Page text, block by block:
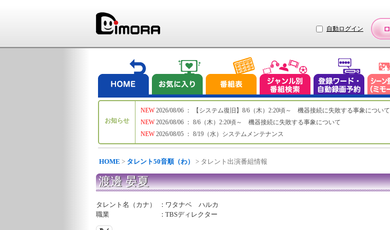
自動ログイン
お知らせ
NEW
NEW
NEW
2026/08/06 ： 【システム復旧】8/6（木）2:20頃～ 機器接続に失敗する事象について
2026/08/06 ： 8/6（木）2:20頃～ 機器接続に失敗する事象について
2026/08/05 ： 8/19（水）システムメンテナンス
HOME > タレント50音順（わ） > タレント出演番組情報
渡邊 晏夏
タレント名（カナ） ： ワタナベ ハルカ
職業
：TBSディレクター